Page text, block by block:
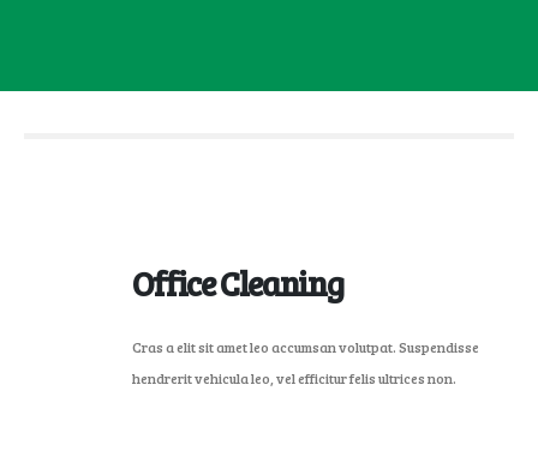
Office Cleaning
Cras a elit sit amet leo accumsan volutpat. Suspendisse
hendrerit vehicula leo, vel efficitur felis ultrices non.